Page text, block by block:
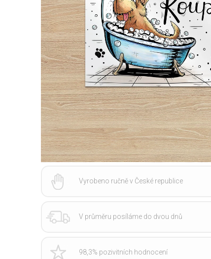
Vyrobeno ručně v České republice
V průměru posíláme do dvou dnů
98,3% pozivitních hodnocení